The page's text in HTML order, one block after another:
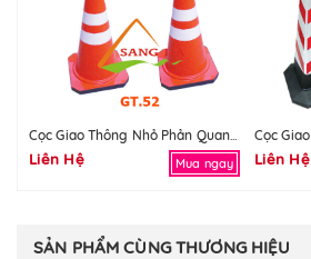
Cọc Giao Thông Nhỏ Phản Quang GT52
Liên Hệ Mua ngay Liên Hệ
SẢN PHẨM CÙNG THƯƠNG HIỆU